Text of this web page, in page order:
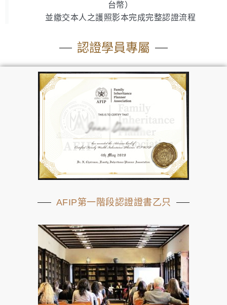
恭喜您通過第一階段考試並
取得認證資格
台幣）
並繳交本人之護照影本完成完整認證流程
認證學員專屬
AFIP第一階段認證證書乙只